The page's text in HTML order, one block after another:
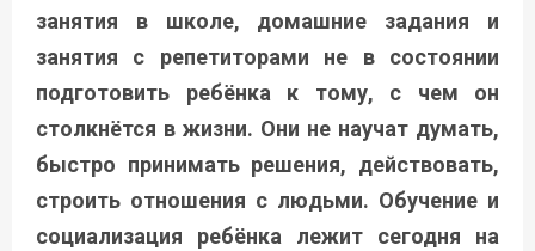
занятия в школе, домашние задания и
занятия с репетиторами не в состоянии
подготовить ребёнка к тому, с чем он
столкнётся в жизни. Они не научат думать,
быстро принимать решения, действовать,
строить отношения с людьми. Обучение и
социализация ребёнка лежит сегодня на